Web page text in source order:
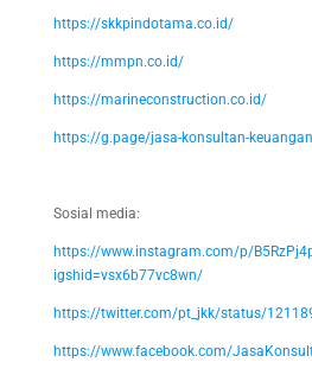
https://skkpindotama.co.id/
https://mmpn.co.id/
https://marineconstruction.co.id/
https://g.page/jasa-konsultan-
Sosial media:
https://www.instagram.com/p/
igshid=vsx6b77vc8wn/
https://twitter.com/pt_jkk/status/
https://www.facebook.com/